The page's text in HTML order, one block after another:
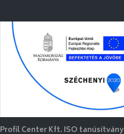
Profil Center Kft. ISO tanúsítvány